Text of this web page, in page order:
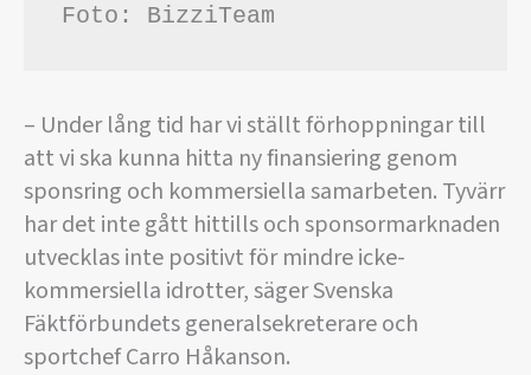
Foto: BizziTeam
– Under lång tid har vi ställt förhoppningar till
att vi ska kunna hitta ny finansiering genom
sponsring och kommersiella samarbeten. Tyvärr
har det inte gått hittills och sponsormarknaden
utvecklas inte positivt för mindre icke-
kommersiella idrotter, säger Svenska
Fäktförbundets generalsekreterare och
sportchef Carro Håkanson.